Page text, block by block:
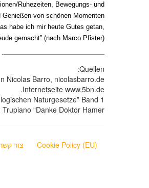
Ruhezeiten, Bewegungs- und
von schönen Momenten.
habe ich mir heute Gutes getan,
gemacht” (nach Marco Pfister).
——————————————-
Quellen:
Nicolas Barro, nicolasbarro.de.
Internetseite www.5bn.de.
Naturgesetze” Band 1.
“Danke Doktor Hamer”.
צור Cookie Policy (EU)